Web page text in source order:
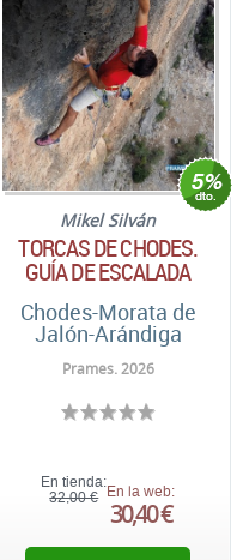
Mikel Silván
TORCAS DE CHODES.
GUÍA DE ESCALADA
Chodes-Morata de
Jalón-Arándiga
Prames. 2026
En tienda:
32,00 € En la web:
30,40 €